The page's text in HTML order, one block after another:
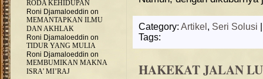
RODA KEHIDUPAN
Roni Djamaloeddin on
MEMANTAPKAN ILMU
DAN AKHLAK
Roni Djamaloeddin on
TIDUR YANG MULIA
Roni Djamaloeddin on
MEMBUMIKAN MAKNA
ISRA’ MI’RAJ
Category: Artikel , Seri Solusi
Tags:
HAKEKAT JALAN